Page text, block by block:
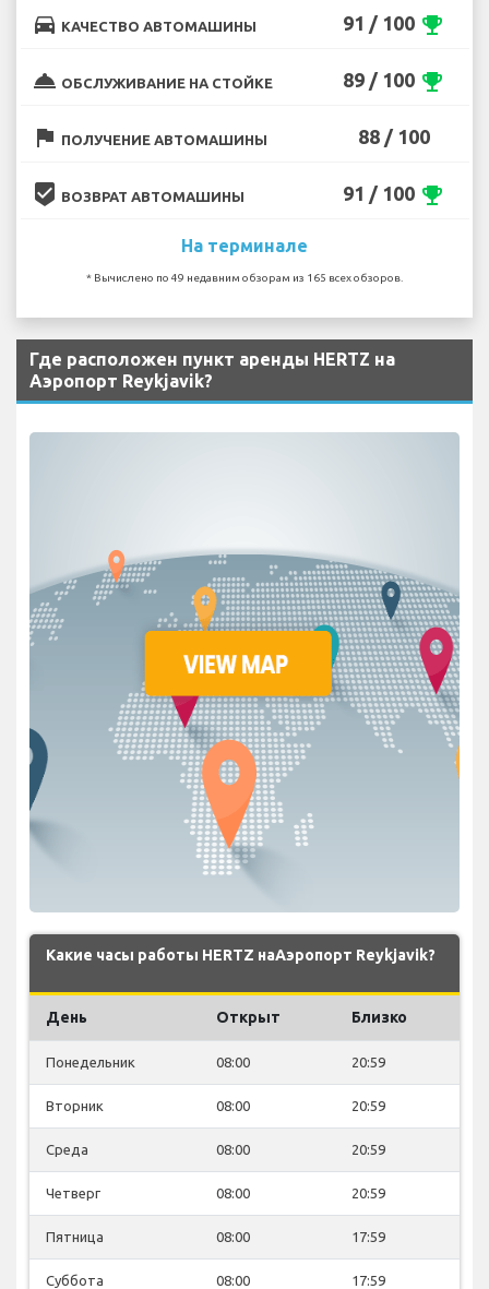
directions_car КАЧЕСТВО АВТОМАШИНЫ 91 / 100 emoji_events
room_service ОБСЛУЖИВАНИЕ НА СТОЙКЕ 89 / 100 emoji_events
flag ПОЛУЧЕНИЕ АВТОМАШИНЫ 88 / 100
beenhere ВОЗВРАТ АВТОМАШИНЫ 91 / 100 emoji_events
На терминале
* Вычислено по 49 недавним обзорам из 165 всех обзоров.
Где расположен пункт аренды HERTZ на
Аэропорт Reykjavik?
Какие часы работы HERTZ наАэропорт Reykjavik?
День Открыт Близко
Понедельник 08:00 20:59
Вторник 08:00 20:59
Среда 08:00 20:59
Четверг 08:00 20:59
Пятница 08:00 17:59
Суббота 08:00 17:59